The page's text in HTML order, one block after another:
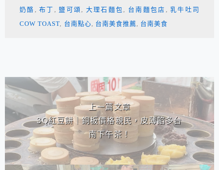
奶酪 ,布丁 , 鹽可頌 , 大理石麵包 , 台南麵包店 , 乳牛吐司
COW TOAST, 台南點心, 台南美食推薦, 台南美食
相連文章
上一篇文章
3Q紅豆餅｜銅板價格親民，皮薄餡多台
南下午茶！